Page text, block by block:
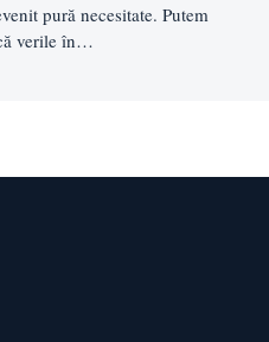
pură necesitate. Putem
verile în…